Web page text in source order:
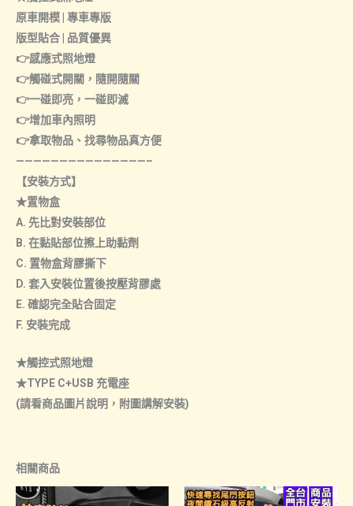
原車開模 | 專車專版
版型貼合 | 品質優異
👉感應式照地燈
👉觸碰式開關，隨開隨關
👉一碰即亮，一碰即滅
👉增加車內照明
👉拿取物品、找尋物品真方便
———————————————–
【安裝方式】
★置物盒
A. 先比對安裝部位
B. 在黏貼部位擦上助黏劑
C. 置物盒背膠撕下
D. 套入安裝位置後按壓背膠處
E. 確認完全貼合固定
F. 安裝完成
★觸控式照地燈
★TYPE C+USB 充電座
(請看商品圖片說明，附圖講解安裝)
相關商品